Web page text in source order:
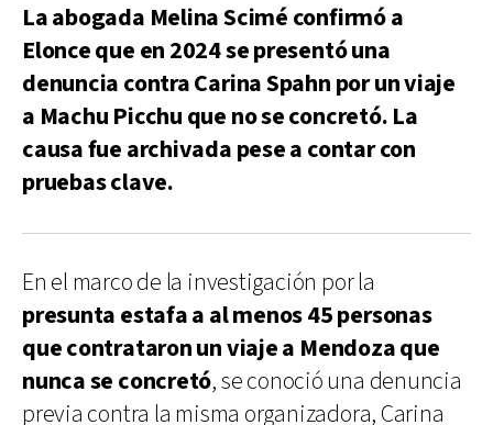
La abogada Melina Scimé confirmó a
Elonce que en 2024 se presentó una
denuncia contra Carina Spahn por un viaje
a Machu Picchu que no se concretó. La
causa fue archivada pese a contar con
pruebas clave.
En el marco de la investigación por la
presunta estafa a al menos 45 personas
que contrataron un viaje a Mendoza que
nunca se concretó, se conoció una denuncia
previa contra la misma organizadora, Carina